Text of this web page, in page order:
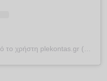
Η δημοσίευση κοινοποιήθηκε από το χρήστη plekontas.gr (@plekontas)